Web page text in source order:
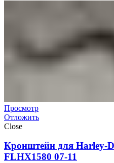
Просмотр
Отложить
Close
Кронштейн для Harley-
FLHX1580 07-11